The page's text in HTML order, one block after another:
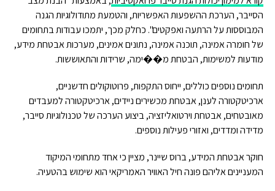
הסייבר, הערכת ההשפעות האפשריות, והטמעת מתודולוגיות הגנה
המבוססות על הרתעה ואפקטים". כחלק מכך, יתמכו עבודות בתחומים
של חומרה אמינה, תוכנה אמינה, נתונים אמינים, מערכות אבטחת מידע,
מודעות למשימות, הבטחת מ��ימה, שרידות והתאוששות.
תחומים נוספים כוללים, ייחוס התקפות, פרוטוקולים חדשניים,
ארכיטקטורה לענן, אבטחת מכשירים ניידים, ארכיטקטורה למעבדים
מאובטחים, אבטחת וירטואליזציה, ביצוע הערכה של טכנולוגיות סייבר,
מדידה ומדדים, ואזורי פעילות נוספים.
חוקר אבטחת המידע, ברוס שיינר, מציין כי אחד מתחומי המיקוד
המעניינים אליהם פונה חיל האוויר האמריקאי הוא שימוש בהטעיה.